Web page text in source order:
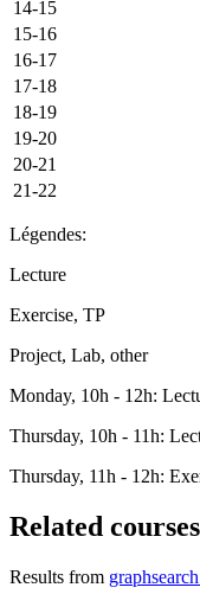
14-15
15-16
16-17
17-18
18-19
19-20
20-21
21-22
Légendes:
Lecture
Exercise, TP
Project, Lab, other
Monday, 10h - 12h:
Thursday, 10h - 11h:
Thursday, 11h - 12h:
Related courses
Results from